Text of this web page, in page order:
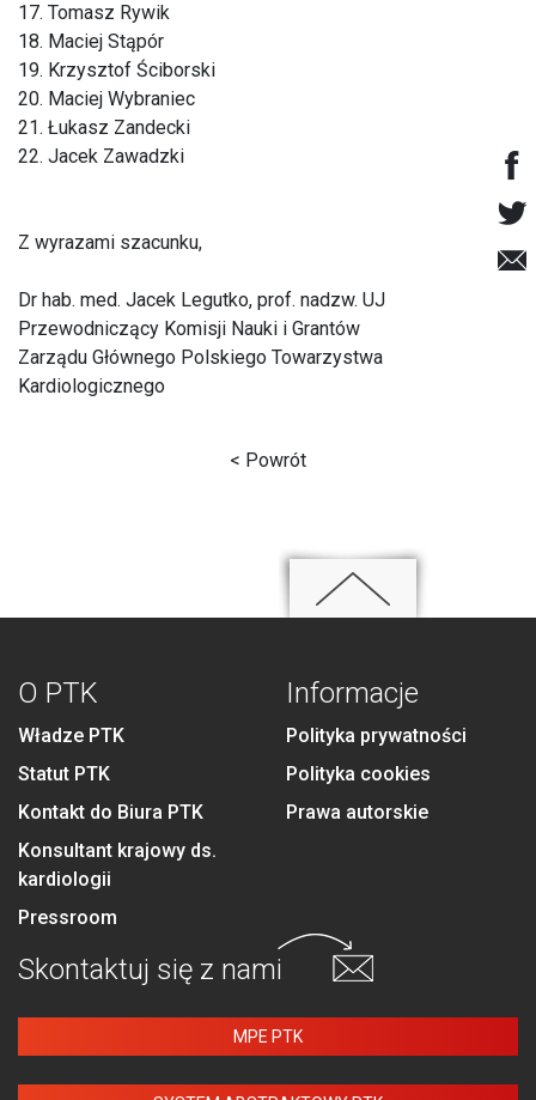
17. Tomasz Rywik
18. Maciej Stąpór
19. Krzysztof Ściborski
20. Maciej Wybraniec
21. Łukasz Zandecki
22. Jacek Zawadzki
Z wyrazami szacunku,
Dr hab. med. Jacek Legutko, prof. nadzw. UJ
Przewodniczący Komisji Nauki i Grantów
Zarządu Głównego Polskiego Towarzystwa
Kardiologicznego
< Powrót
O PTK
Władze PTK
Statut PTK
Kontakt do Biura PTK
Konsultant krajowy ds.
kardiologii
Pressroom
Informacje
Polityka prywatności
Polityka cookies
Prawa autorskie
Skontaktuj się z nami
MPE PTK